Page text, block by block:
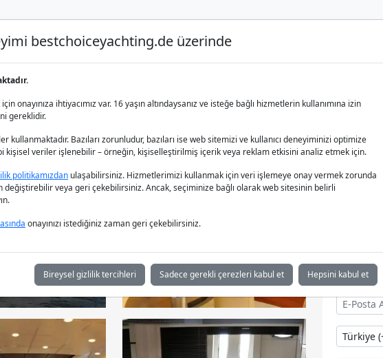
Lüks Yat Charter Yat Kiralama
Best
+49
bestchoiceyachting.de üzerinde
onayınıza ihtiyacımız var. 16 yaşın altındaysanız ve isteğe bağlı hizmetlerin kullanımına izin
gereklidir.
Bazıları zorunludur, bazıları ise web sitemizi ve kullanıcı deneyiminizi optimize
kişisel veriler işlenebilir – örneğin, kişiselleştirilmiş içerik veya reklam etkisini analiz etmek için.
politikamızdan ulaşabilirsiniz. Hizmetlerimizi kullanmak için veri işlemeye onay vermek zorunda
değiştirebilir veya geri çekebilirsiniz. Ancak, seçiminize bağlı olarak web sitesinin belirli
onayınızı istediğiniz zaman geri çekebilirsiniz.
Bireysel gizlilik tercihleri Sadece gerekli çerezleri kabul et Hepsini kabul et